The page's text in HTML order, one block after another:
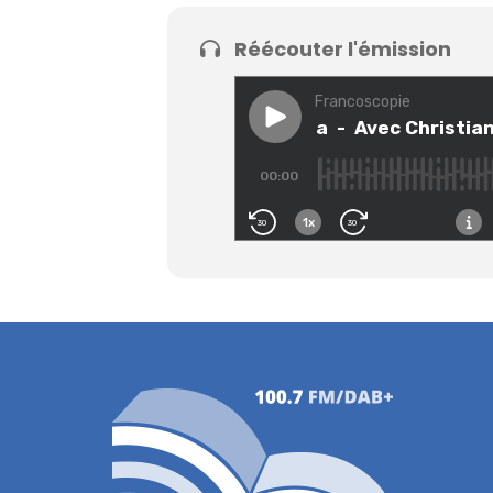
Réécouter l'émission